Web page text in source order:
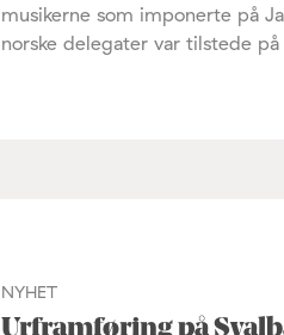
musikerne som imponerte på
norske delegater var tilstede
NYHET